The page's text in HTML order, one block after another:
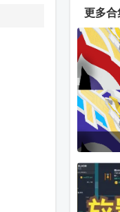
基辅罗
奥特曼
花棱镜泽
塔冲击超
梦幻驯
更多合